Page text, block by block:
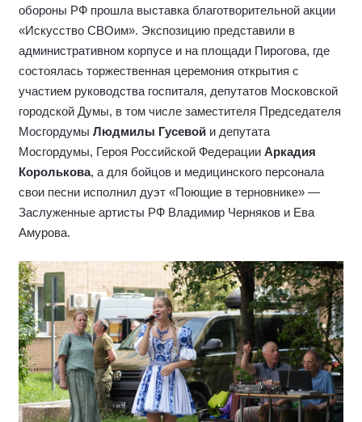
обороны РФ прошла выставка благотворительной акции
«Искусство СВОим». Экспозицию представили в
административном корпусе и на площади Пирогова, где
состоялась торжественная церемония открытия с
участием руководства госпиталя, депутатов Московской
городской Думы, в том числе заместителя Председателя
Мосгордумы Людмилы Гусевой и депутата
Мосгордумы, Героя Российской Федерации Аркадия
Королькова, а для бойцов и медицинского персонала
свои песни исполнил дуэт «Поющие в терновнике» —
Заслуженные артисты РФ Владимир Черняков и Ева
Амурова.